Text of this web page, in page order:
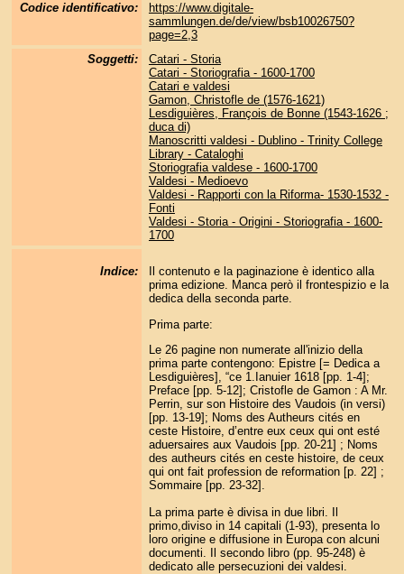
Codice identificativo:
https://www.digitale-
sammlungen.de/de/view/bsb10026750?
page=2,3
Soggetti:
Catari - Storia
Catari - Storiografia - 1600-1700
Catari e valdesi
Gamon, Christofle de (1576-1621)
Lesdiguières, François de Bonne (1543-1626 ;
duca di)
Manoscritti valdesi - Dublino - Trinity College
Library - Cataloghi
Storiografia valdese - 1600-1700
Valdesi - Medioevo
Valdesi - Rapporti con la Riforma- 1530-1532 -
Fonti
Valdesi - Storia - Origini - Storiografia - 1600-
1700
Indice:
Il contenuto e la paginazione è identico alla
prima edizione. Manca però il frontespizio e la
dedica della seconda parte.
Prima parte:
Le 26 pagine non numerate all'inizio della
prima parte contengono: Epistre [= Dedica a
Lesdiguières], “ce 1.Ianuier 1618 [pp. 1-4];
Preface [pp. 5-12]; Cristofle de Gamon : A Mr.
Perrin, sur son Histoire des Vaudois (in versi)
[pp. 13-19]; Noms des Autheurs cités en
ceste Histoire, d’entre eux ceux qui ont esté
aduersaires aux Vaudois [pp. 20-21] ; Noms
des autheurs cités en ceste histoire, de ceux
qui ont fait profession de reformation [p. 22] ;
Sommaire [pp. 23-32].
La prima parte è divisa in due libri. Il
primo,diviso in 14 capitali (1-93), presenta lo
loro origine e diffusione in Europa con alcuni
documenti. Il secondo libro (pp. 95-248) è
dedicato alle persecuzioni dei valdesi.